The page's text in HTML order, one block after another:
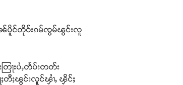
ပႅၼ်ပိူင်တိုဝ်းၵမ်ၸွမ်ၽွင်းလူ
ႃးပႆႇတႅပ်းတတ်း
တီႈၽွင်းလူင်ၾၢႆႇ ၾိင်ႈ